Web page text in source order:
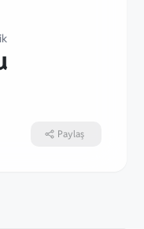
Paylaş